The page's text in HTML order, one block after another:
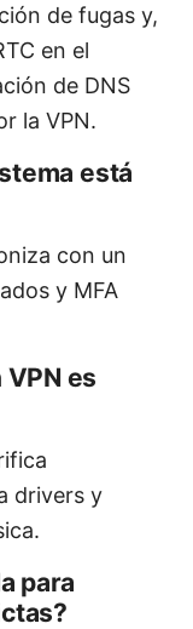
de fugas y,
en el
de DNS
la VPN.
está
con un
y MFA
es
drivers y
para